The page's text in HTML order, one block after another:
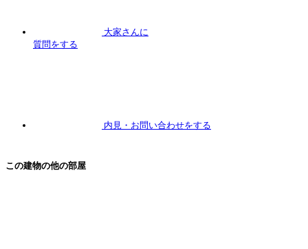
大家さんに
質問をする
内見 ・お問い合わせをする
この建物の他の部屋